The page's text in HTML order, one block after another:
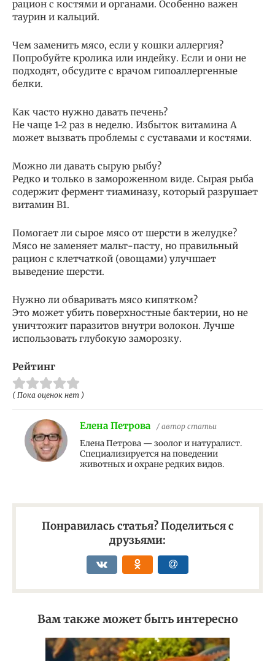
рацион с костями и органами. Особенно важен
таурин и кальций.
Чем заменить мясо, если у кошки аллергия?
Попробуйте кролика или индейку. Если и они не
подходят, обсудите с врачом гипоаллергенные
белки.
Как часто нужно давать печень?
Не чаще 1-2 раз в неделю. Избыток витамина А
может вызвать проблемы с суставами и костями.
Можно ли давать сырую рыбу?
Редко и только в замороженном виде. Сырая рыба
содержит фермент тиаминазу, который разрушает
витамин B1.
Помогает ли сырое мясо от шерсти в желудке?
Мясо не заменяет мальт-пасту, но правильный
рацион с клетчаткой (овощами) улучшает
выведение шерсти.
Нужно ли обваривать мясо кипятком?
Это может убить поверхностные бактерии, но не
уничтожит паразитов внутри волокон. Лучше
использовать глубокую заморозку.
Рейтинг
( Пока оценок нет )
Елена Петрова / автор статьи
Елена Петрова — зоолог и натуралист.
Специализируется на поведении
животных и охране редких видов.
Понравилась статья? Поделиться с
друзьями:
Вам также может быть интересно